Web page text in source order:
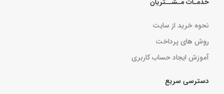
نحوه خرید از سایت
روش های پرداخت
آموزش ایجاد حساب کاربری
دسترسی سریع